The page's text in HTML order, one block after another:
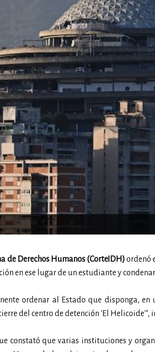
de Derechos Humanos (CorteIDH) ordenó
en ese lugar de un estudiante y
ordenar al Estado que disponga,
del centro de detención 'El Helicoide'",
constató que varias instituciones y